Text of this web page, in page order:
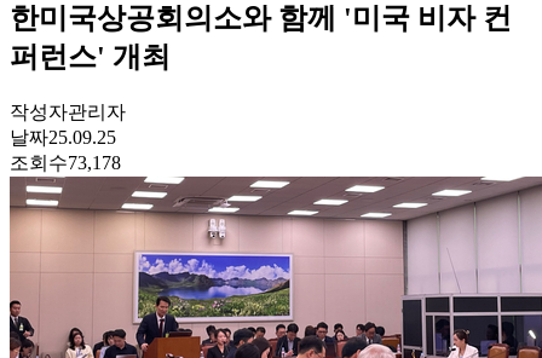
한미국상공회의소와 함께 '미국 비자 컨
퍼런스' 개최
작성자관리자
날짜25.09.25
조회수73,178